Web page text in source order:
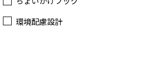
環境配慮設計